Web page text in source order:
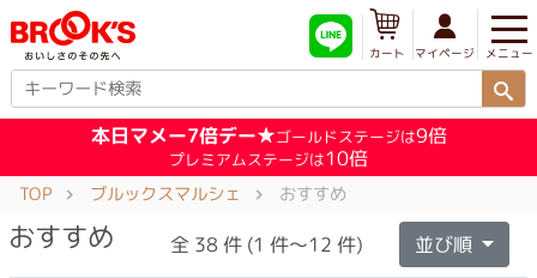
メニュー
マイページ
カート
本日マメー7倍デー★ゴールドステージは9倍
プレミアムステージは10倍
TOP ブルックスマルシェ おすすめ
おすすめ 全 38 件 (1 件～12 件) 並び順